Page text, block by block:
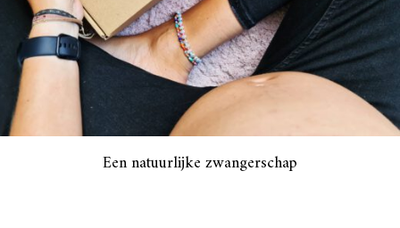
Een natuurlijke zwangerschap